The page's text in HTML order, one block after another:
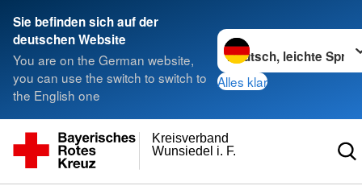
Sie befinden sich auf der
deutschen Website
You are on the German website,
you can use the switch to switch to
the English one
Sprache wechseln zu
Alles klar
Wunsiedel i. F.
Kreisverband